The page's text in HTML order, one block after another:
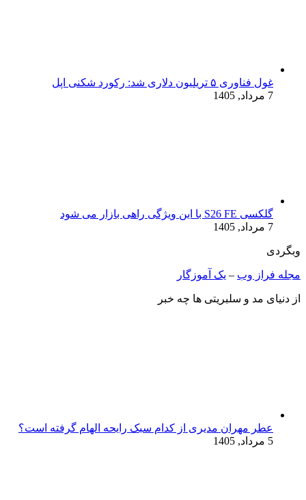
غول فناوری ۵ تریلیون دلاری شد: رکورد شکنی اپل
7 مرداد, 1405
گلکسی S26 FE با این ویژگی راهی بازار می شود
7 مرداد, 1405
وبگردی
مجله فراز وب – یک آموزگار
از دنیای مد و سلبریتی ها چه خبر
عطر مهران مدیری از کدام سبک رایحه الهام گرفته است؟
5 مرداد, 1405